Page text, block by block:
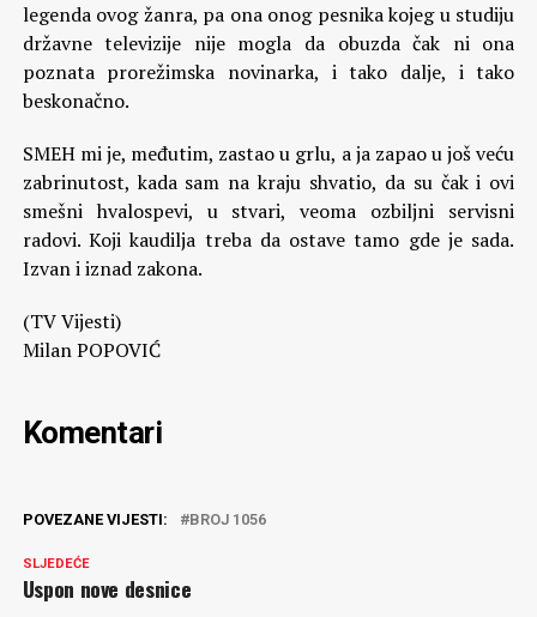
legenda ovog žanra, pa ona onog pesnika kojeg u studiju
državne televizije nije mogla da obuzda čak ni ona
poznata prorežimska novinarka, i tako dalje, i tako
beskonačno.
SMEH mi je, međutim, zastao u grlu, a ja zapao u još veću
zabrinutost, kada sam na kraju shvatio, da su čak i ovi
smešni hvalospevi, u stvari, veoma ozbiljni servisni
radovi. Koji kaudilja treba da ostave tamo gde je sada.
Izvan i iznad zakona.
(TV Vijesti)
Milan POPOVIĆ
Komentari
POVEZANE VIJESTI: BROJ 1056
SLJEDEĆE
Uspon nove desnice